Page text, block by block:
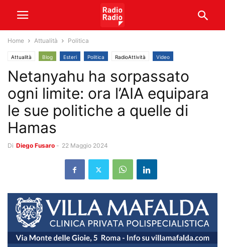
Home Attualità Politica
Attualità Blog Esteri Politica RadioAttività Video
Netanyahu ha sorpassato
ogni limite: ora l’AIA equipara
le sue politiche a quelle di
Hamas
Di Diego Fusaro - 22 Maggio 2024